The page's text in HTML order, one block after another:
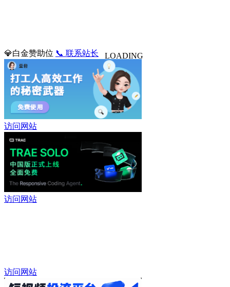
LOADING
💎白金赞助位 📞 联系站长
访问网站
访问网站
访问网站